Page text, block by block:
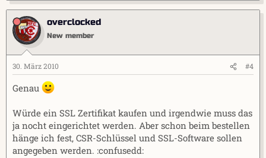
overclocked
New member
30. März 2010 #4
Genau
Würde ein SSL Zertifikat kaufen und irgendwie muss das
ja nocht eingerichtet werden. Aber schon beim bestellen
hänge ich fest, CSR-Schlüssel und SSL-Software sollen
angegeben werden. :confusedd: